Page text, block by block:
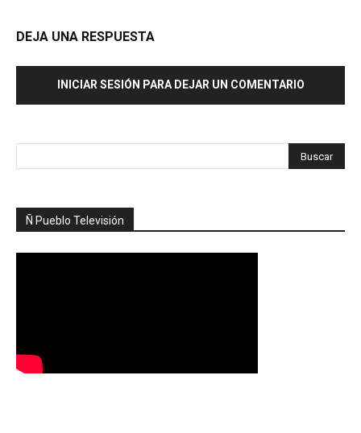
DEJA UNA RESPUESTA
INICIAR SESIÓN PARA DEJAR UN COMENTARIO
Ñ Pueblo Televisión